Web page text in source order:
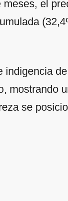
el
indigencia
mostrando
se